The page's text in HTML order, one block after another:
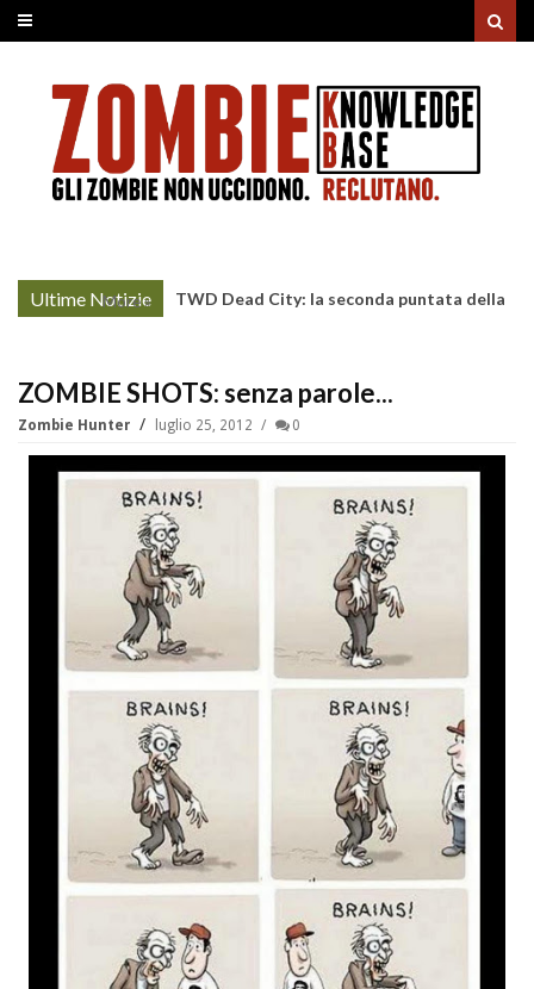
Ultime Notizie
More »
TWD Dead City: la seconda puntata della
ZOMBIE SHOTS: senza parole...
Zombie Hunter luglio 25, 2012 0